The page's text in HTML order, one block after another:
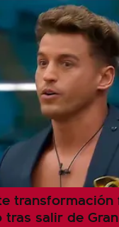
tras salir de